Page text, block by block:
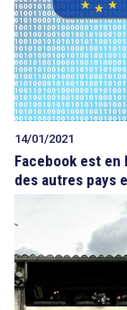
14/01/2021
Facebook est
des autres pays